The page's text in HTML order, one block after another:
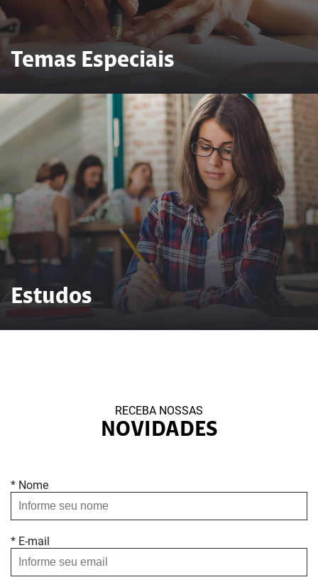
Temas Especiais
Estudos
RECEBA NOSSAS
NOVIDADES
* Nome
* E-mail